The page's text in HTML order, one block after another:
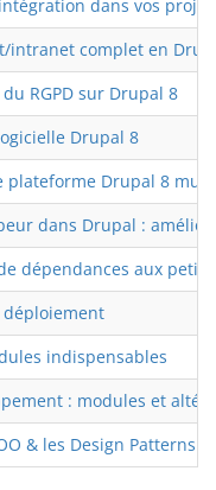
dans vos
intranet complet en
RGPD sur Drupal 8
Drupal 8
plateforme Drupal 8
dans Drupal :
dépendances aux
déploiement
indispensables
: modules et
& les Design Patterns